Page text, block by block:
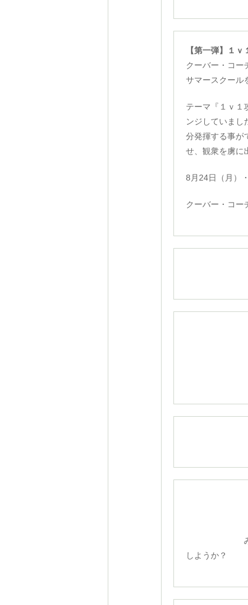
【第一弾】１
クーバー・コー
サマースクール
テーマ『１ｖ１
ンジしていまし
分発揮する事が
せ、観衆を虜に
8月24日（月）
クーバー・コー
ウォー
みんなが
しようか？